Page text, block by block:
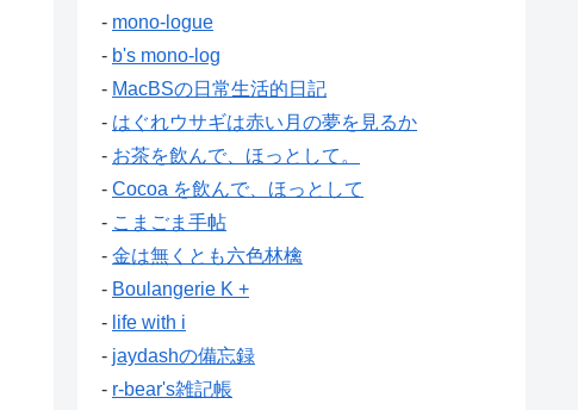
- mono-logue
- b's mono-log
- MacBSの日常生活的日記
- はぐれウサギは赤い月の夢を見るか
- お茶を飲んで、ほっとして。
- Cocoa を飲んで、ほっとして
- こまごま手帖
- 金は無くとも六色林檎
- Boulangerie K +
- life with i
- jaydashの備忘録
- r-bear's雑記帳